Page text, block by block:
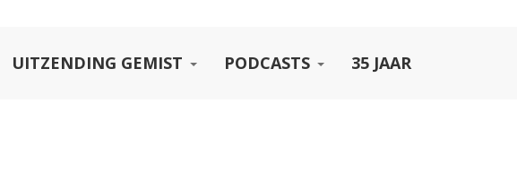
UITZENDING GEMIST PODCASTS 35 JAAR